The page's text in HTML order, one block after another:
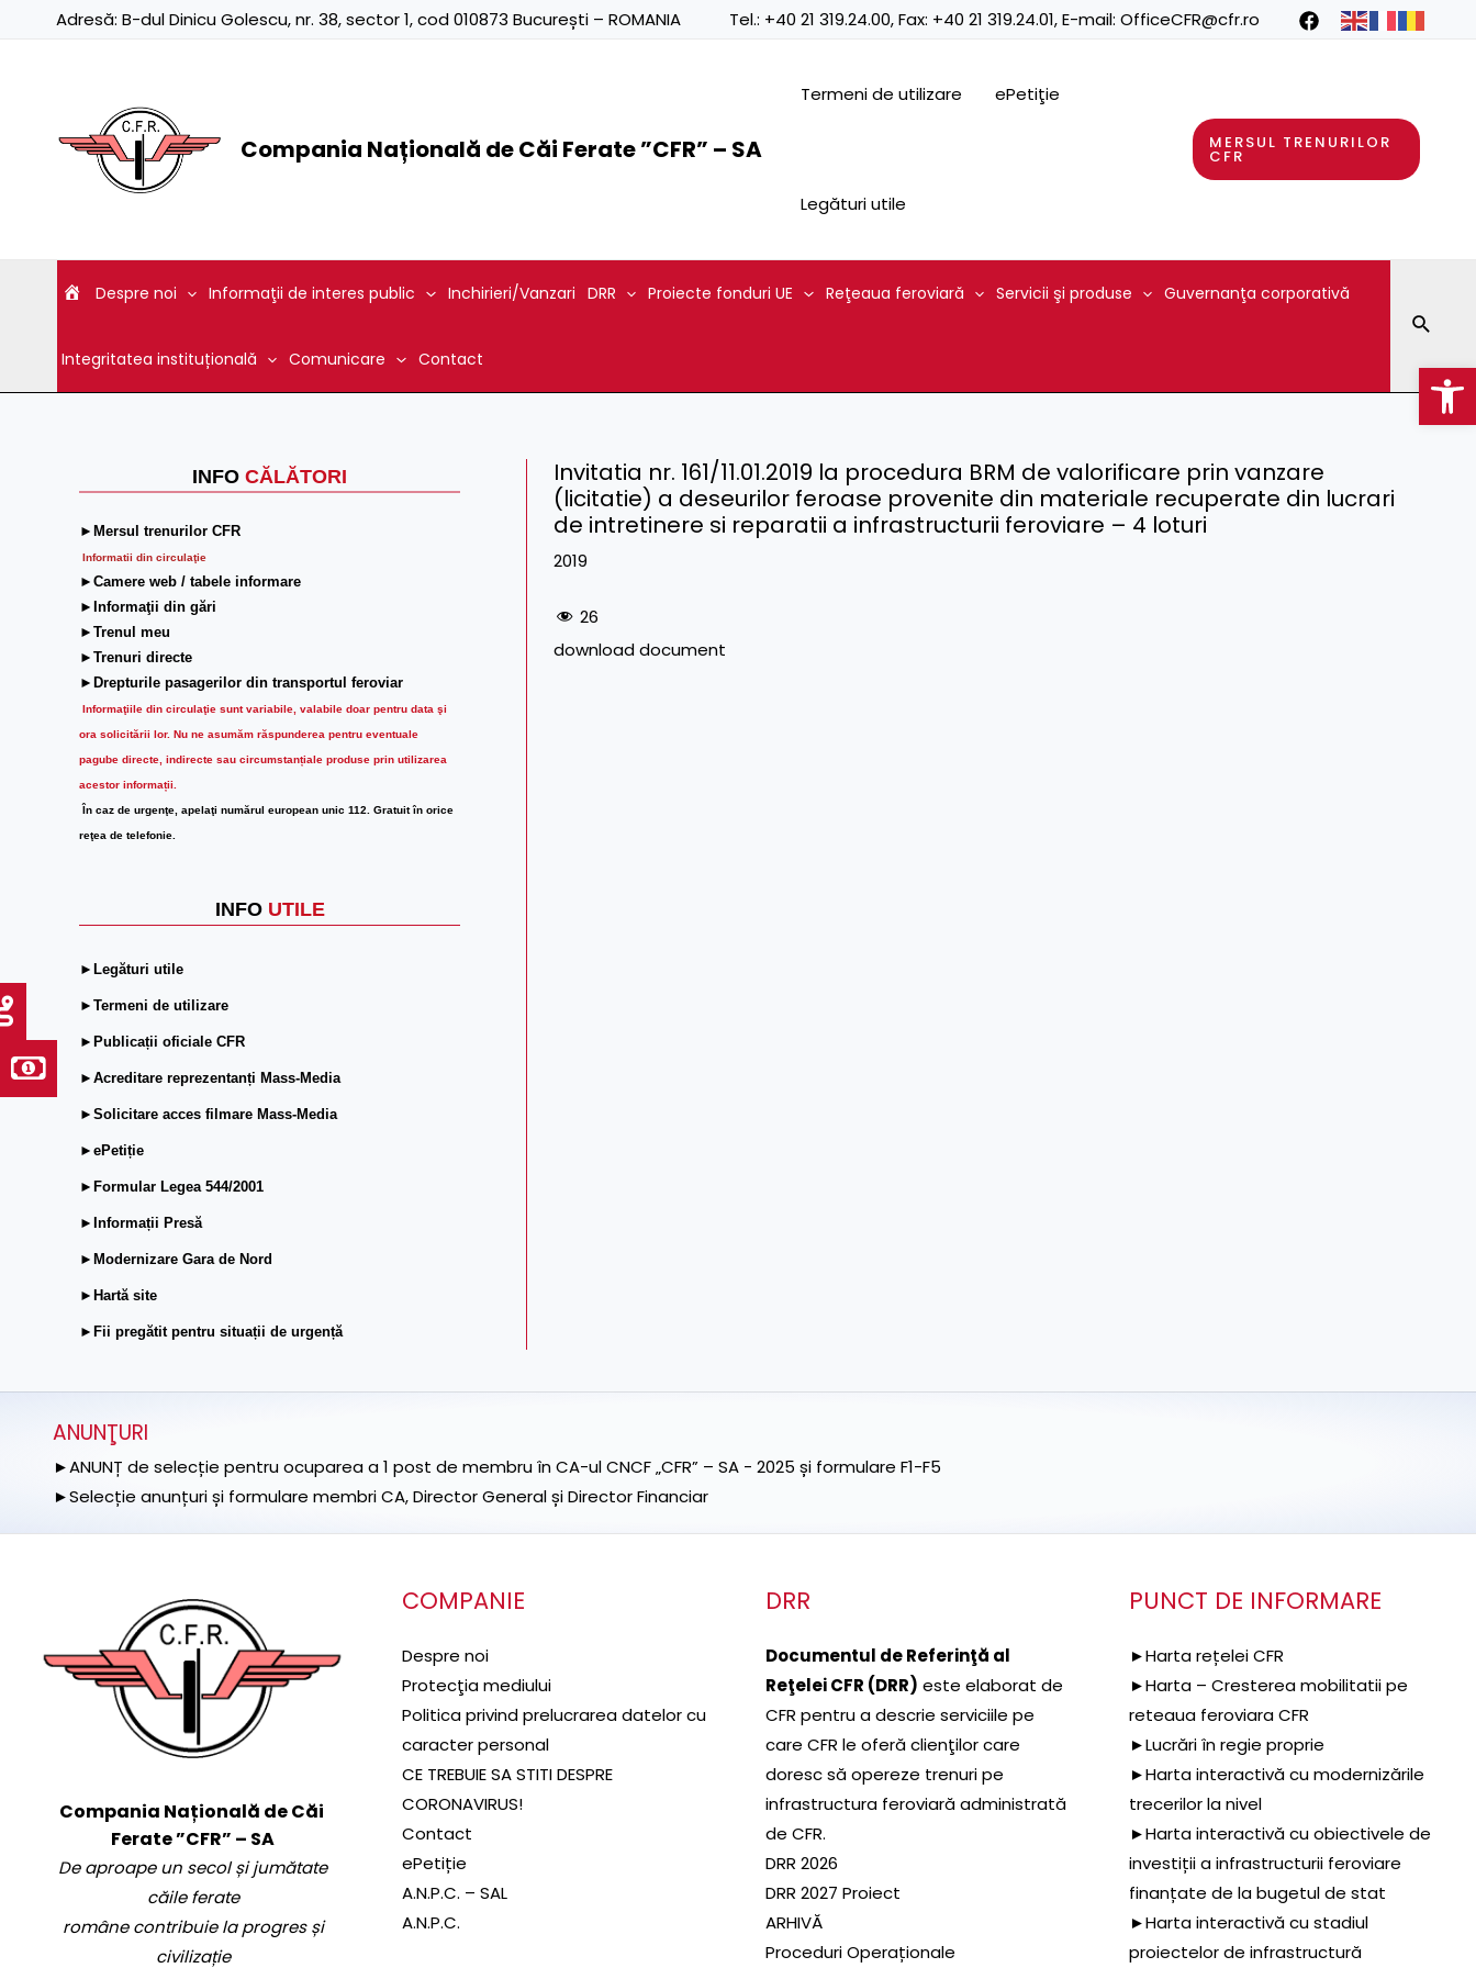
Adresă: B-dul Dinicu Golescu, nr. 38, sector 1, cod 010873 București – ROMANIA Tel.: +40 21 319.24.00, Fax: +40 21 319.24.01, E-mail: OfficeCFR@cfr.ro
Compania Națională de Căi Ferate ”CFR” – SA
Termeni de utilizare ePetiţie
Legături utile
MERSUL TRENURILOR
CFR
Despre noi Informaţii de interes public Inchirieri/Vanzari DRR Proiecte fonduri UE Reţeaua feroviară Servicii şi produse Guvernanţa corporativă
Integritatea instituțională Comunicare Contact
INFO CĂLĂTORI
►Mersul trenurilor CFR
Informatii din circulaţie
►Camere web / tabele informare
►Informaţii din gări
►Trenul meu
►Trenuri directe
►Drepturile pasagerilor din transportul feroviar
Informaţiile din circulaţie sunt variabile, valabile doar pentru data şi
ora solicitării lor. Nu ne asumăm răspunderea pentru eventuale
pagube directe, indirecte sau circumstanțiale produse prin utilizarea
acestor informații.
În caz de urgenţe, apelaţi numărul european unic 112. Gratuit în orice
reţea de telefonie.
INFO UTILE
►Legături utile
►Termeni de utilizare
►Publicații oficiale CFR
►Acreditare reprezentanți Mass-Media
►Solicitare acces filmare Mass-Media
►ePetiție
►Formular Legea 544/2001
►Informații Presă
►Modernizare Gara de Nord
►Hartă site
►Fii pregătit pentru situații de urgență
Invitatia nr. 161/11.01.2019 la procedura BRM de valorificare prin vanzare
(licitatie) a deseurilor feroase provenite din materiale recuperate din lucrari
de intretinere si reparatii a infrastructurii feroviare – 4 loturi
2019
26
download document
ANUNŢURI
►ANUNȚ de selecție pentru ocuparea a 1 post de membru în CA-ul CNCF „CFR” – SA - 2025 și formulare F1-F5
►Selecție anunțuri și formulare membri CA, Director General și Director Financiar
Compania Națională de Căi
Ferate ”CFR” – SA
De aproape un secol și jumătate
căile ferate
române contribuie la progres și
civilizație
COMPANIE
Despre noi
Protecţia mediului
Politica privind prelucrarea datelor cu
caracter personal
CE TREBUIE SA STITI DESPRE
CORONAVIRUS!
Contact
ePetiție
A.N.P.C. – SAL
A.N.P.C.
DRR
Documentul de Referinţă al
Reţelei CFR (DRR) este elaborat de
CFR pentru a descrie serviciile pe
care CFR le oferă clienţilor care
doresc să opereze trenuri pe
infrastructura feroviară administrată
de CFR.
DRR 2026
DRR 2027 Proiect
ARHIVĂ
Proceduri Operaționale
PUNCT DE INFORMARE
►Harta rețelei CFR
►Harta – Cresterea mobilitatii pe
reteaua feroviara CFR
►Lucrări în regie proprie
►Harta interactivă cu modernizările
trecerilor la nivel
►Harta interactivă cu obiectivele de
investiții a infrastructurii feroviare
finanțate de la bugetul de stat
►Harta interactivă cu stadiul
proiectelor de infrastructură